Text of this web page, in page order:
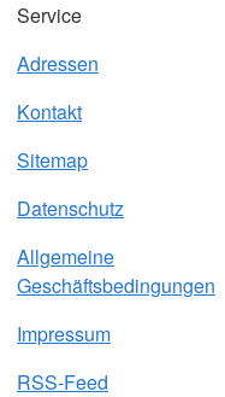
Service
Adressen
Kontakt
Sitemap
Datenschutz
Allgemeine
Geschäftsbedingungen
Impressum
RSS-Feed